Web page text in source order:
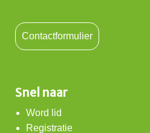
Contactformulier
Snel naar
Word lid
Registratie